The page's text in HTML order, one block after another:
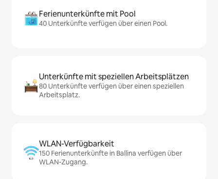
Ferienunterkünfte mit Pool
40 Unterkünfte verfügen über einen Pool.
Unterkünfte mit speziellen Arbeitsplätzen
80 Unterkünfte verfügen über einen speziellen
Arbeitsplatz.
WLAN-Verfügbarkeit
150 Ferienunterkünfte in Ballina verfügen über
WLAN-Zugang.